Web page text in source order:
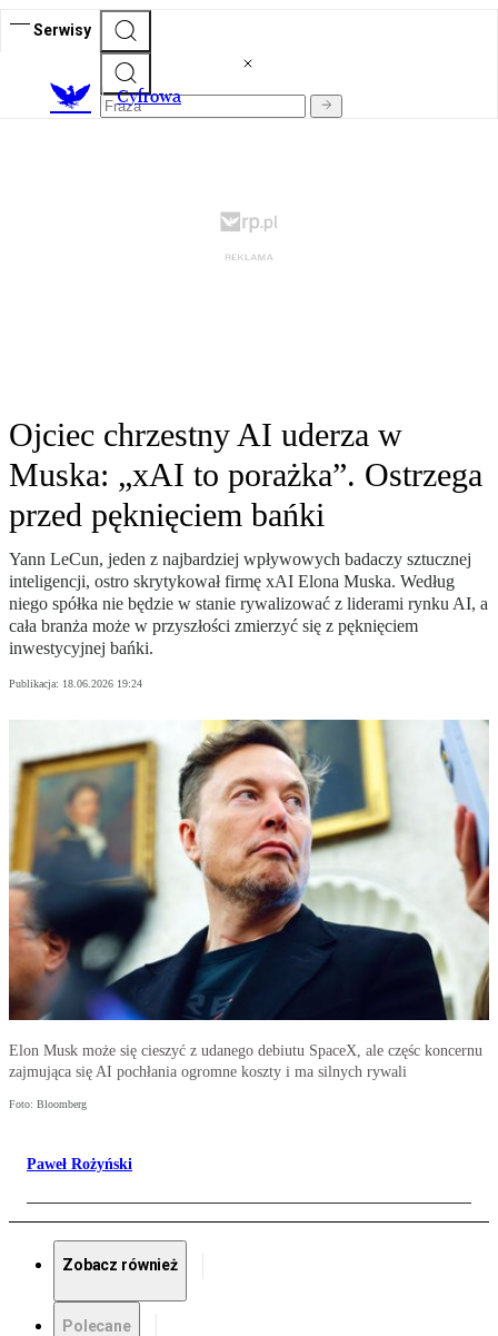
Serwisy
Cyfrowa
Ojciec chrzestny AI uderza w
Muska: „xAI to porażka”. Ostrzega
przed pęknięciem bańki
Yann LeCun, jeden z najbardziej wpływowych badaczy sztucznej
inteligencji, ostro skrytykował firmę xAI Elona Muska. Według
niego spółka nie będzie w stanie rywalizować z liderami rynku AI, a
cała branża może w przyszłości zmierzyć się z pęknięciem
inwestycyjnej bańki.
Publikacja: 18.06.2026 19:24
Elon Musk może się cieszyć z udanego debiutu SpaceX, ale częśc koncernu
zajmująca się AI pochłania ogromne koszty i ma silnych rywali
Foto: Bloomberg
Paweł Rożyński
Zobacz również
Polecane